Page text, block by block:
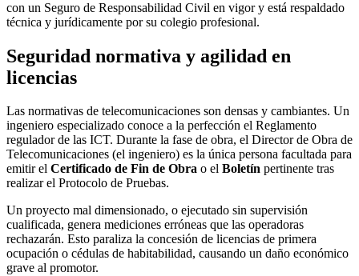
con un Seguro de Responsabilidad Civil en vigor y está respaldado
técnica y jurídicamente por su colegio profesional.
Seguridad normativa y agilidad en
licencias
Las normativas de telecomunicaciones son densas y cambiantes. Un
ingeniero especializado conoce a la perfección el Reglamento
regulador de las ICT. Durante la fase de obra, el Director de Obra de
Telecomunicaciones (el ingeniero) es la única persona facultada para
emitir el Certificado de Fin de Obra o el Boletín pertinente tras
realizar el Protocolo de Pruebas.
Un proyecto mal dimensionado, o ejecutado sin supervisión
cualificada, genera mediciones erróneas que las operadoras
rechazarán. Esto paraliza la concesión de licencias de primera
ocupación o cédulas de habitabilidad, causando un daño económico
grave al promotor.